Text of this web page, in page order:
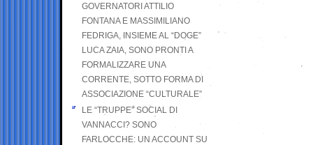
GOVERNATORI ATTILIO
FONTANA E MASSIMILIANO
FEDRIGA, INSIEME AL “DOGE”
LUCA ZAIA, SONO PRONTI A
FORMALIZZARE UNA
CORRENTE, SOTTO FORMA DI
ASSOCIAZIONE “CULTURALE”
LE “TRUPPE” SOCIAL DI
VANNACCI? SONO
FARLOCCHE: UN ACCOUNT SU